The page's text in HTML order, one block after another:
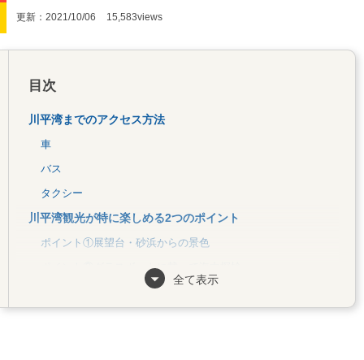
更新：2021/10/06 15,583views
目次
川平湾までのアクセス方法
車
バス
タクシー
川平湾観光が特に楽しめる2つのポイント
ポイント①展望台・砂浜からの景色
ポイント②グラスボートに載って海中探検
グラスボート会社を比較
全て表示